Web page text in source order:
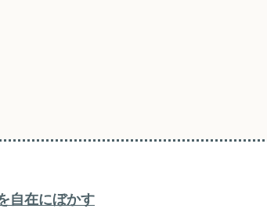
自在にぼかす